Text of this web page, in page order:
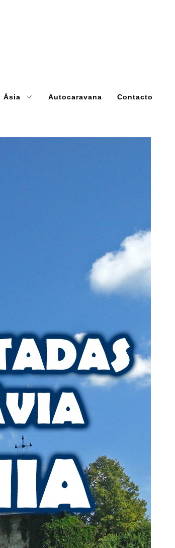
Ásia Autocaravana Contacto